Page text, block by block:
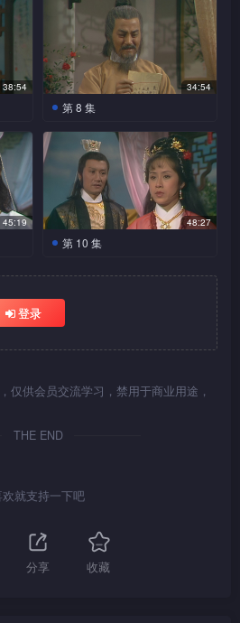
款
并
会
头
青
现
吃
杨助他一臂之力，到时人赃并
获。
杨铮到怡红院与素雯话
别，两人依依不舍之际，狄青
麟声大夹恶冲入，要胁鸨母把
思思交出，不然他将怡红院夷
为平地，众惊愕万分。素雯挺
无缘无故的失踪，可能另有内
情，青麟顿觉理亏，没趣而
去。素雯忧虑思思的安危，杨
安慰之。
杨铮与手下英勇奋战，将
倪八等一帮贼党消灭；又不顾
己伤，亲自押著赃银返回衙
门。谁知衙府里空无一人，连
监牢内的金牛也不知所踪，杨
大惊失色。
言
箱
惊
机
知
，
杨
见
他
门
大
他的。
狄青麟轻视杨铮只是个小
捕头，师父应无物却不如此看
法，认为杨绝不是没有来历的
人，他的武功、性格都与杨恨
若不铲除他，迟早会被揭出狄
的秘密，狄青麟心中燃起熊熊
的烈火。
杨铮拿著从狄青麟马车上
拾到的半点指甲，给案雯审
视，素雯激动肯定是思思的指
甲。杨揣测思思可能发现狄的
秘密，致遭毒手，更由此，杨
雯亦是被追杀的对象，即著雯
赶快执拾包袱，与他星夜逃
押送赃银存放狄府，狄青麟以
剑威胁他们领见帮主。当帮主
身败名裂，就只有永远效忠青
外的与手下老郑及小虎相遇，
查究竟。
的
买
现
。
心
硬
恨
小
他
杨
终
恨
下手，铮抵死力拼，并熟练使
出离别钩奇异招式，恨大惊，
询问离别钩的来历，两人经过
一番道白后，父子相认。但恨
还是要坚持手刃铮，为他娘亲
报仇，雯上前制止，问明原委
后，即谓杨恨上了狄青麟移花
接木之奸计。铮惊愕，追问他
的娘亲究是何人？
杨恨悲痛交集，凄然说出
的侠盗，廿年前的一晚，他潜
入狄府，无意窥见老侯爷毒打
夫人，恨不齿侯爷的暴行，欲
出手阻止，不觉露出声响，被
狄府官兵追捕，很受伤得狄夫
人掩擭躲入密室，才幸免于
难。
翌日，侯爷出征作战，狄
夫人则细心照料杨恨的伤势，
与恨饯行。言谈间，狄夫人感
怀身世，伤心下泪，杨恨怜爱
钩，内疚自杀。由此关系，蓝
命人把婴儿浸死，但遭应无物
计生擒婴儿的生父。
杨恨辗转得知小蝶的消
38:54
铮
走
做
光
出
，
更
然
青
34:54
第 8 集
赏梅花，皇上对他非常赏识，
有意招他为驸马。狄心花怒
放，憧憬著未来的富贵荣华，
但当念到自己的身世时，面色
不禁阴沉起来。
攻打青龙帮的计划布置妥
头求见帮主。帮主安然坐著等
候，声称青麟的阴谋已经败
是狄府的福总管。青麟大怒，
里，讵料，二人的剑均被墙上
为青麟挡住来势，剑刺入铮
现素雯混在侍女群中，她一声
钩直劈向他，但毕竟力弱，被
一马。
终是心腹大患，要及早除之。
绝情剑法还未练成，肯定不是
恨的对手。应无物则暗示利用
借刀杀人，青麟被提点后，茅
45:19
他
进
断
后
猝
份
手
还
48:27
第 10 集
子死了，与杨铮皆伤心欲绝。
杨铮忍痛将孩子埋了。
得到大利。狄青麟既成为青龙
为得意。
道他成为了青龙帮主，又将成
素雯忆子成狂，发疯冲出
门时，被杀手杀死。杨铮悲痛
登录
仅供会员交流学习，禁用于商业用途，
THE END
欢就支持一下吧
分享 收藏